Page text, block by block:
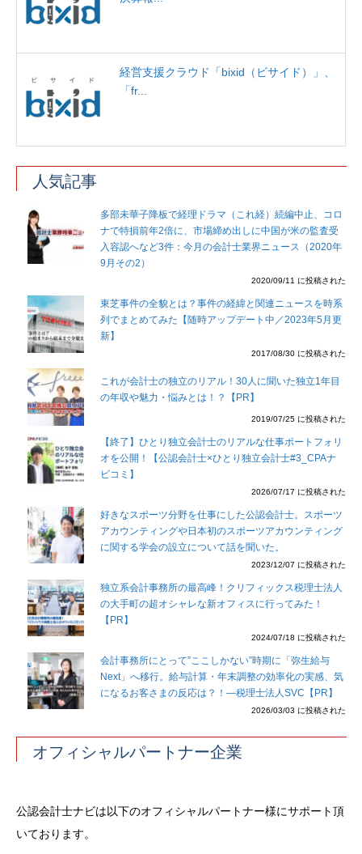
経営支援クラウド「bixid（ビサイド）」、
「fr...
人気記事
多部未華子降板で経理ドラマ（これ経）続編中止、コロ
ナで特損前年2倍に、市場締め出しに中国が米の監査受
入容認へなど3件：今月の会計士業界ニュース（2020年
9月その2）
2020/09/11 に投稿された
東芝事件の全貌とは？事件の経緯と関連ニュースを時系
列でまとめてみた【随時アップデート中／2023年5月更
新】
2017/08/30 に投稿された
これが会計士の独立のリアル！30人に聞いた独立1年目
の年収や魅力・悩みとは！？【PR】
2019/07/25 に投稿された
【終了】ひとり独立会計士のリアルな仕事ポートフォリ
オを公開！【公認会計士×ひとり独立会計士#3_CPAナ
ビコミ】
2026/07/17 に投稿された
好きなスポーツ分野を仕事にした公認会計士。スポーツ
アカウンティングや日本初のスポーツアカウンティング
に関する学会の設立について話を聞いた。
2023/12/07 に投稿された
独立系会計事務所の最高峰！クリフィックス税理士法人
の大手町の超オシャレな新オフィスに行ってみた！
【PR】
2024/07/18 に投稿された
会計事務所にとって”ここしかない”時期に「弥生給与
Next」へ移行。給与計算・年末調整の効率化の実感、気
になるお客さまの反応は？！―税理士法人SVC【PR】
2026/03/03 に投稿された
オフィシャルパートナー企業
公認会計士ナビは以下のオフィシャルパートナー様にサポート頂
いております。